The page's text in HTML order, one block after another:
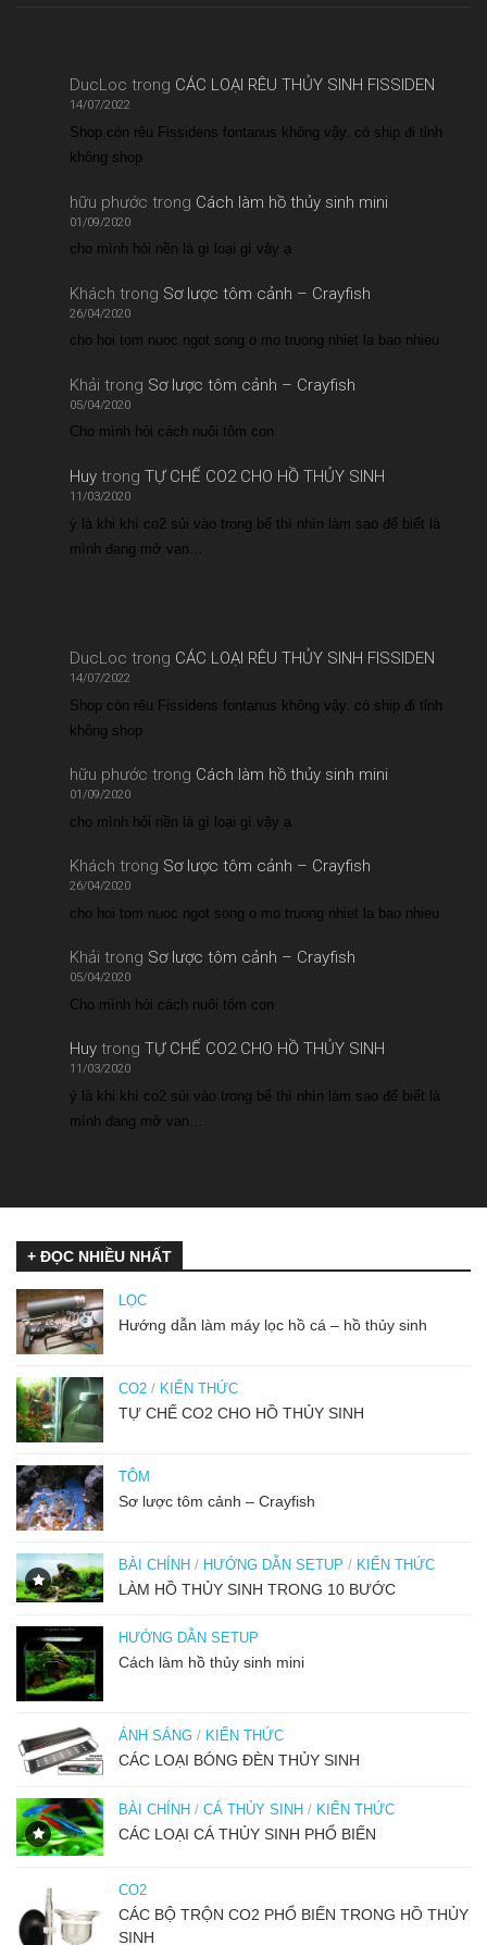
DucLoc trong CÁC LOẠI RÊU THỦY SINH FISSIDEN
14/07/2022
Shop còn rêu Fissidens fontanus không vậy. có ship đi tỉnh
không shop
hữu phước trong Cách làm hồ thủy sinh mini
01/09/2020
cho mình hỏi nền là gì loại gì vậy ạ
Khách trong Sơ lược tôm cảnh – Crayfish
26/04/2020
cho hoi tom nuoc ngot song o mo truong nhiet la bao nhieu
Khải trong Sơ lược tôm cảnh – Crayfish
05/04/2020
Cho mình hỏi cách nuôi tôm con
Huytrong TỰ CHẾ CO2 CHO HỒ THỦY SINH
11/03/2020
ý là khi khí co2 sủi vào trong bể thì nhìn làm sao để biết là
mình đang mở van…
DucLoc trong CÁC LOẠI RÊU THỦY SINH FISSIDEN
14/07/2022
Shop còn rêu Fissidens fontanus không vậy. có ship đi tỉnh
không shop
hữu phước trong Cách làm hồ thủy sinh mini
01/09/2020
cho mình hỏi nền là gì loại gì vậy ạ
Khách trong Sơ lược tôm cảnh – Crayfish
26/04/2020
cho hoi tom nuoc ngot song o mo truong nhiet la bao nhieu
Khải trong Sơ lược tôm cảnh – Crayfish
05/04/2020
Cho mình hỏi cách nuôi tôm con
Huytrong TỰ CHẾ CO2 CHO HỒ THỦY SINH
11/03/2020
ý là khi khí co2 sủi vào trong bể thì nhìn làm sao để biết là
mình đang mở van…
+ ĐỌC NHIỀU NHẤT
LỌC
Hướng dẫn làm máy lọc hồ cá – hồ thủy sinh
CO2 / KIẾN THỨC
TỰ CHẾ CO2 CHO HỒ THỦY SINH
TÔM
Sơ lược tôm cảnh – Crayfish
BÀI CHÍNH / HƯỚNG DẪN SETUP / KIẾN THỨC
LÀM HỒ THỦY SINH TRONG 10 BƯỚC
HƯỚNG DẪN SETUP
Cách làm hồ thủy sinh mini
ÁNH SÁNG / KIẾN THỨC
CÁC LOẠI BÓNG ĐÈN THỦY SINH
BÀI CHÍNH / CÁ THỦY SINH / KIẾN THỨC
CÁC LOẠI CÁ THỦY SINH PHỔ BIẾN
CO2
CÁC BỘ TRỘN CO2 PHỔ BIẾN TRONG HỒ THỦY
SINH